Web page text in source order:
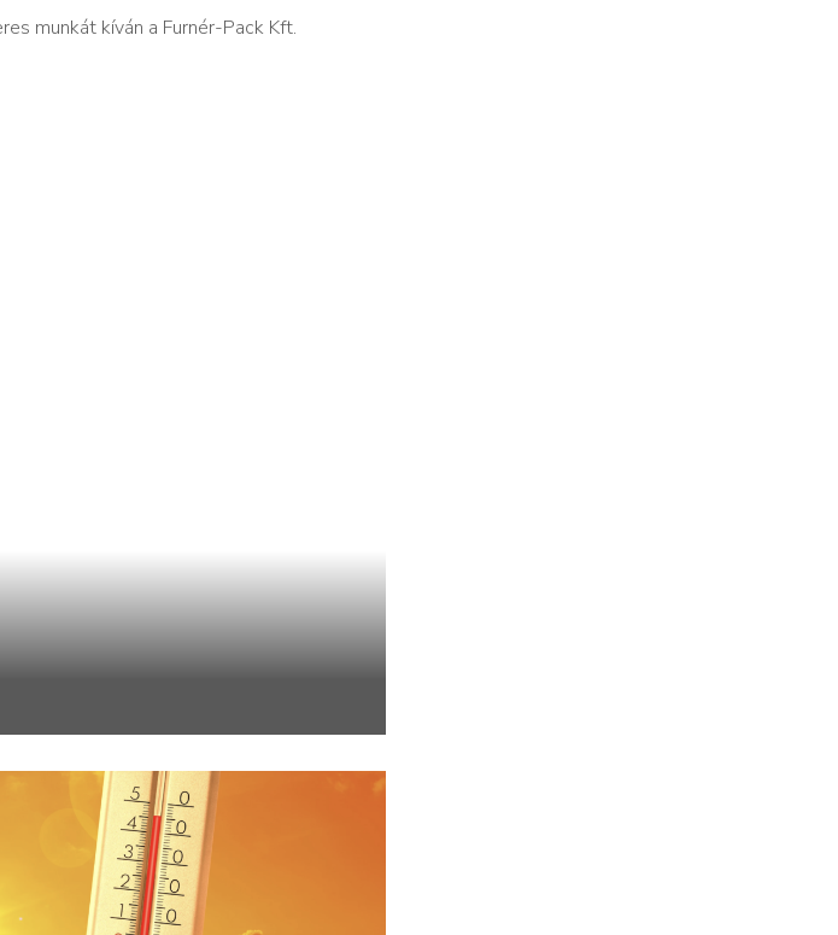
munkát kíván a Furnér-Pack Kft.